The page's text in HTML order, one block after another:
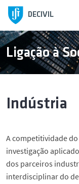
DECIVIL
Ligação à
Indústria
A competitividade do
investigação
dos parceiros
interdisciplinar do